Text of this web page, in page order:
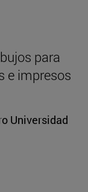
para
e impresos
Universidad